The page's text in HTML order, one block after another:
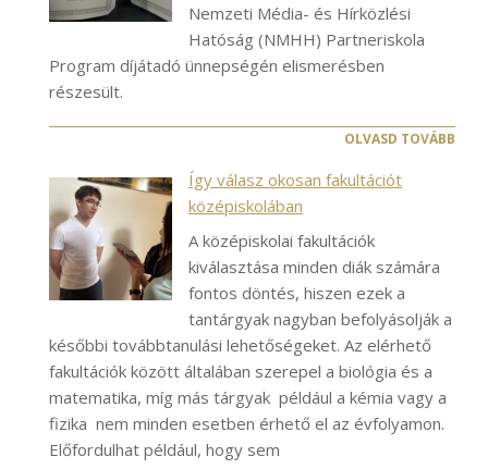
Nemzeti Média- és Hírközlési
Hatóság (NMHH) Partneriskola
Program díjátadó ünnepségén elismerésben
részesült.
OLVASD TOVÁBB
Így válasz okosan fakultációt
középiskolában
A középiskolai fakultációk
kiválasztása minden diák számára
fontos döntés, hiszen ezek a
tantárgyak nagyban befolyásolják a
későbbi továbbtanulási lehetőségeket. Az elérhető
fakultációk között általában szerepel a biológia és a
matematika, míg más tárgyak például a kémia vagy a
fizika nem minden esetben érhető el az évfolyamon.
Előfordulhat például, hogy sem